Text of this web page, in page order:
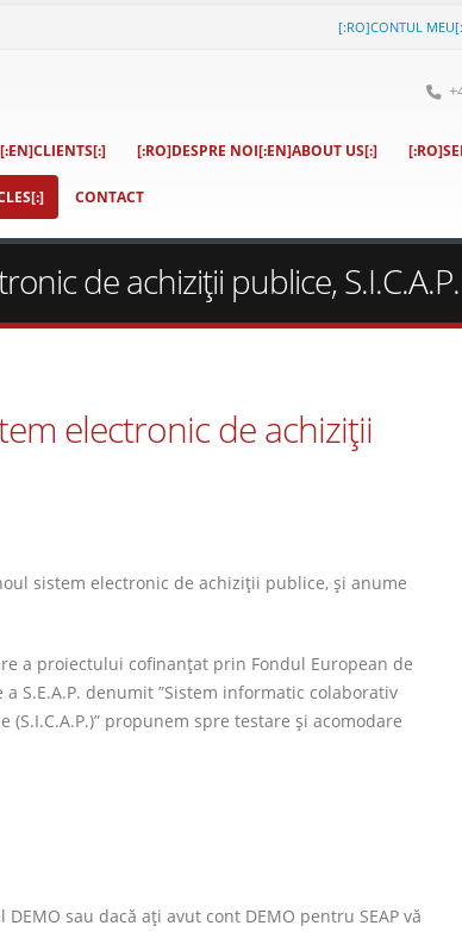
[:RO]CONTUL
[:RO]DESPRE NOI[:EN]ABOUT US[:]
CONTACT
de achiziţii publice,
electronic de achiziţii
sistem electronic de achiziţii publice, şi anume
a proiectului cofinanţat prin Fondul European de
S.E.A.P. denumit ”Sistem informatic colaborativ
propunem spre testare şi acomodare
sau dacă aţi avut cont DEMO pentru SEAP vă